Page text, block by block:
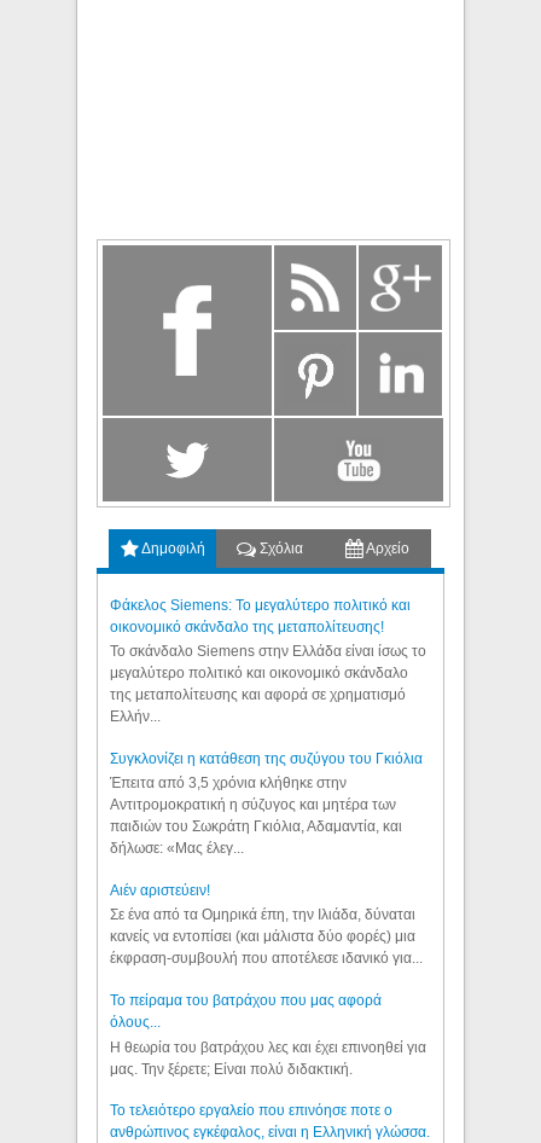
Δημοφιλή Σχόλια Αρχείο
Φάκελος Siemens: Το μεγαλύτερο πολιτικό και
οικονομικό σκάνδαλο της μεταπολίτευσης!
Το σκάνδαλο Siemens στην Ελλάδα είναι ίσως το
μεγαλύτερο πολιτικό και οικονομικό σκάνδαλο
της μεταπολίτευσης και αφορά σε χρηματισμό
Ελλήν...
Συγκλονίζει η κατάθεση της συζύγου του Γκιόλια
Έπειτα από 3,5 χρόνια κλήθηκε στην
Αντιτρομοκρατική η σύζυγος και μητέρα των
παιδιών του Σωκράτη Γκιόλια, Αδαμαντία, και
δήλωσε: «Μας έλεγ...
Aιέν αριστεύειν!
Σε ένα από τα Ομηρικά έπη, την Ιλιάδα, δύναται
κανείς να εντοπίσει (και μάλιστα δύο φορές) μια
έκφραση-συμβουλή που αποτέλεσε ιδανικό για...
Το πείραμα του βατράχου που μας αφορά
όλους...
Η θεωρία του βατράχου λες και έχει επινοηθεί για
μας. Την ξέρετε; Είναι πολύ διδακτική.
Το τελειότερο εργαλείο που επινόησε ποτε ο
ανθρώπινος εγκέφαλος, είναι η Ελληνική γλώσσα.